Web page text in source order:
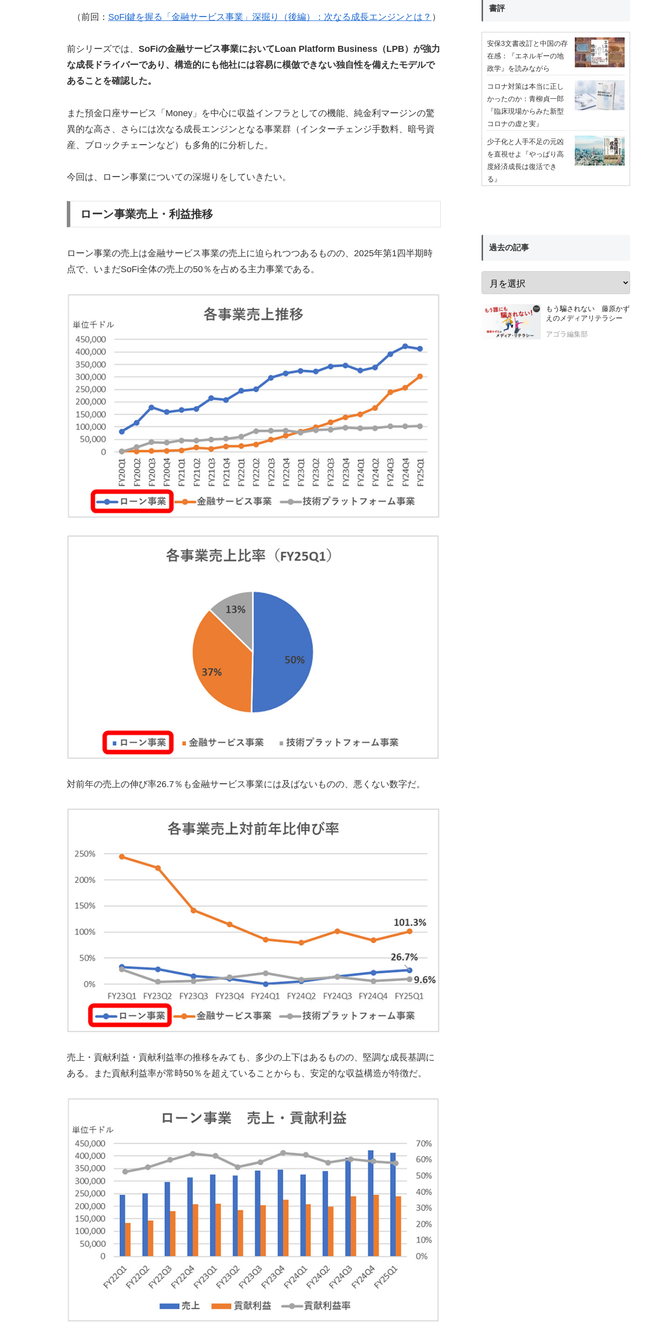
（前回： SoFi鍵を握る「金融サービス事業」深掘り（後編）：次なる成長エンジンとは？ ）
前シリーズでは、 SoFiの金融サービス事業においてLoan Platform Business（LPB）が強力
な成長ドライバーであり、構造的にも他社には容易に模倣できない独自性を備えたモデルで
あることを確認した。
また預金口座サービス「Money」を中心に収益インフラとしての機能、純金利マージンの驚
異的な高さ、さらには次なる成長エンジンとなる事業群（インターチェンジ手数料、暗号資
産、ブロックチェーンなど）も多角的に分析した。
今回は、ローン事業についての深堀りをしていきたい。
ローン事業売上・利益推移
ローン事業の売上は金融サービス事業の売上に迫られつつあるものの、2025年第1四半期時
点で、いまだSoFi全体の売上の50％を占める主力事業である。
対前年の売上の伸び率26.7％も金融サービス事業には及ばないものの、悪くない数字だ。
売上・貢献利益・貢献利益率の推移をみても、多少の上下はあるものの、堅調な成長基調に
ある。また貢献利益率が常時50％を超えていることからも、安定的な収益構造が特徴だ。
書評
安保3文書改訂と中国の存
在感：『エネルギーの地
政学』を読みながら
コロナ対策は本当に正し
かったのか：青柳貞一郎
『臨床現場からみた新型
コロナの虚と実』
少子化と人手不足の元凶
を直視せよ『やっぱり高
度経済成長は復活でき
る』
過去の記事
もう騙されない 藤原かず
えのメディアリテラシー
アゴラ編集部